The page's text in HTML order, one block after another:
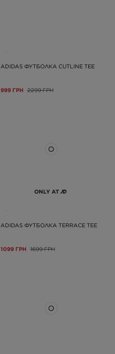
ADIDAS ФУТБОЛКА CUTLINE TEE
999 ГРН 2299 ГРН
ONLY AT
ADIDAS ФУТБОЛКА TERRACE TEE
1099 ГРН 1699 ГРН